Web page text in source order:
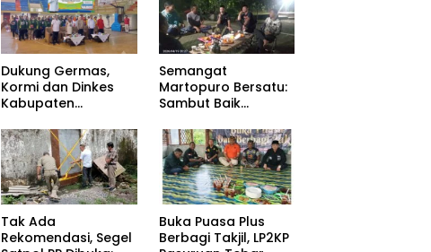
Dukung Germas,
Kormi dan Dinkes
Kabupaten
Kebugaran
Masyarakat
Semangat
Martopuro Bersatu:
Sambut Baik
Kecamatan Satu
Pelatih Demi
Kebangkitan
Persekabpas
‎Tak Ada
Rekomendasi, Segel
‎Buka Puasa Plus
Berbagi Takjil, LP2KP